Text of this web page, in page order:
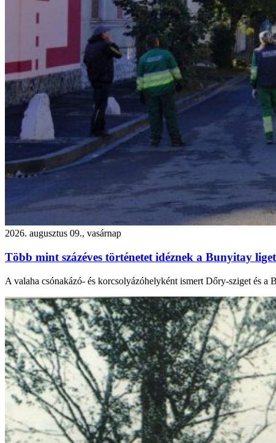
2026. augusztus 09., vasárnap
Több mint százéves történetet idéznek a Bunyitay
A valaha csónakázó- és korcsolyázóhelyként ismert Dőry-sziget és